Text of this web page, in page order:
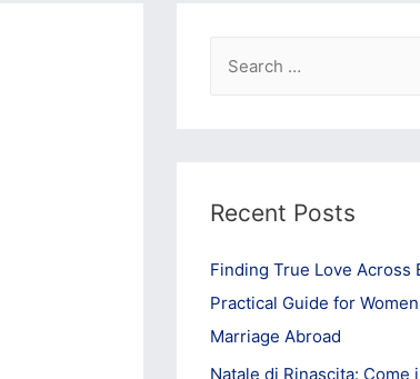
h
Recent Posts
Finding True Love Across
Practical Guide for
Marriage Abroad
Natale di Rinascita: Come